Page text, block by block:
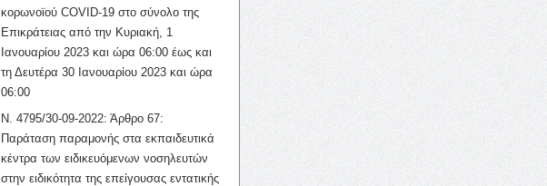
κορωνοϊού COVID-19 στο σύνολο της
Επικράτειας από την Κυριακή, 1
Ιανουαρίου 2023 και ώρα 06:00 έως και
τη Δευτέρα 30 Ιανουαρίου 2023 και ώρα
06:00
Ν. 4795/30-09-2022: Άρθρο 67:
Παράταση παραμονής στα εκπαιδευτικά
κέντρα των ειδικευόμενων νοσηλευτών
στην ειδικότητα της επείγουσας εντατικής